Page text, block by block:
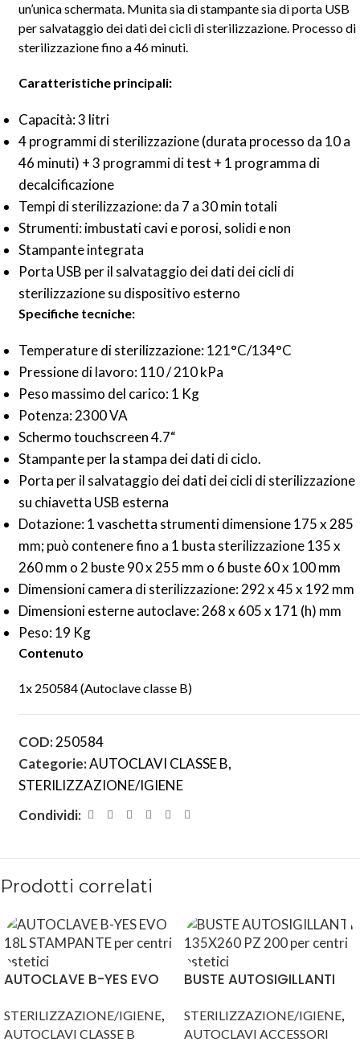
un’unica schermata. Munita sia di stampante sia di porta USB
per salvataggio dei dati dei cicli di sterilizzazione. Processo di
sterilizzazione fino a 46 minuti.
Caratteristiche principali:
Capacità: 3 litri
4 programmi di sterilizzazione (durata processo da 10 a
46 minuti) + 3 programmi di test + 1 programma di
decalcificazione
Tempi di sterilizzazione: da 7 a 30 min totali
Strumenti: imbustati cavi e porosi, solidi e non
Stampante integrata
Porta USB per il salvataggio dei dati dei cicli di
sterilizzazione su dispositivo esterno
Specifiche tecniche:
Temperature di sterilizzazione: 121°C/134°C
Pressione di lavoro: 110 / 210 kPa
Peso massimo del carico: 1 Kg
Potenza: 2300 VA
Schermo touchscreen 4.7“
Stampante per la stampa dei dati di ciclo.
Porta per il salvataggio dei dati dei cicli di sterilizzazione
su chiavetta USB esterna
Dotazione: 1 vaschetta strumenti dimensione 175 x 285
mm; può contenere fino a 1 busta sterilizzazione 135 x
260 mm o 2 buste 90 x 255 mm o 6 buste 60 x 100 mm
Dimensioni camera di sterilizzazione: 292 x 45 x 192 mm
Dimensioni esterne autoclave: 268 x 605 x 171 (h) mm
Peso: 19 Kg
Contenuto
1x 250584 (Autoclave classe B)
COD:250584
Categorie:AUTOCLAVI CLASSE B,
STERILIZZAZIONE/IGIENE
Condividi:
Prodotti correlati
AUTOCLAVE B-YES EVO
STERILIZZAZIONE/IGIENE,
AUTOCLAVI CLASSE B
BUSTE AUTOSIGILLANTI
STERILIZZAZIONE/IGIENE,
AUTOCLAVI ACCESSORI